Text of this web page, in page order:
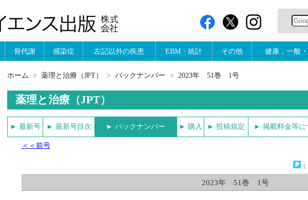
骨代謝 感染症 左記以外の疾患 EBM・統計 その他 健康，一般
ホーム 薬理と治療（JPT） バックナンバー 2023年 51巻 1号
薬理と治療（JPT）
► 最新号 ► 最新号目次 ► バックナンバー ► 購入 ► 投稿規定 ► 掲載料金等に
＜＜前号
2023年 51巻 1号